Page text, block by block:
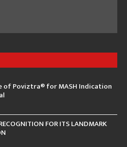
of Poviztra® for MASH Indication
FOR ITS LANDMARK